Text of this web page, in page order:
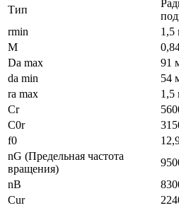
Тип
rmin
1,5
M
Da max
91
da min
54
ra max
1,5
Cr
C0r
f0
nG (Предельная частота
вращения)
nB
Cur